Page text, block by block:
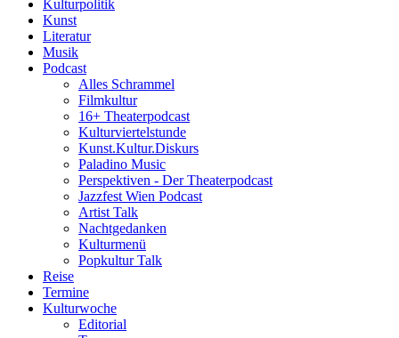
Kulturpolitik
Kunst
Literatur
Musik
Podcast
Alles Schrammel
Filmkultur
16+ Theaterpodcast
Kulturviertelstunde
Kunst.Kultur.Diskurs
Paladino Music
Perspektiven - Der Theaterpodcast
Jazzfest Wien Podcast
Artist Talk
Nachtgedanken
Kulturmenü
Popkultur Talk
Reise
Termine
Kulturwoche
Editorial